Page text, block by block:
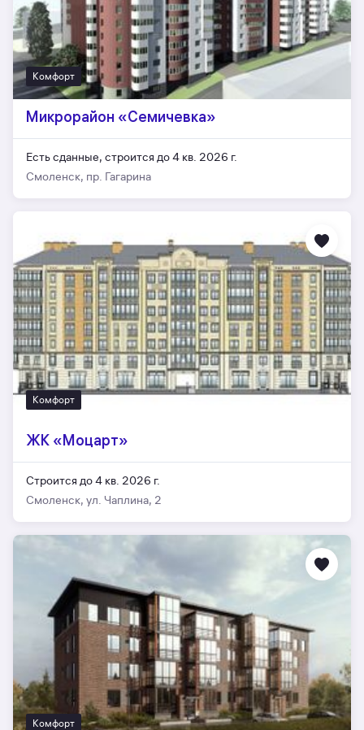
Комфорт
Микрорайон «Семичевка»
Есть сданные, строится до 4 кв. 2026 г.
Смоленск, пр. Гагарина
Комфорт
ЖК «Моцарт»
Строится до 4 кв. 2026 г.
Смоленск, ул. Чаплина, 2
Комфорт